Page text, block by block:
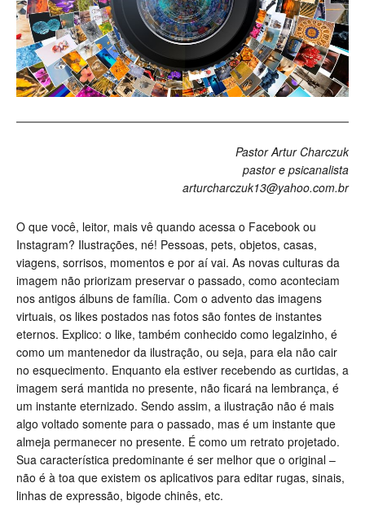
Pastor Artur Charczuk
pastor e psicanalista
arturcharczuk13@yahoo.com.br
O que você, leitor, mais vê quando acessa o Facebook ou
Instagram? Ilustrações, né! Pessoas, pets, objetos, casas,
viagens, sorrisos, momentos e por aí vai. As novas culturas da
imagem não priorizam preservar o passado, como aconteciam
nos antigos álbuns de família. Com o advento das imagens
virtuais, os likes postados nas fotos são fontes de instantes
eternos. Explico: o like, também conhecido como legalzinho, é
como um mantenedor da ilustração, ou seja, para ela não cair
no esquecimento. Enquanto ela estiver recebendo as curtidas, a
imagem será mantida no presente, não ficará na lembrança, é
um instante eternizado. Sendo assim, a ilustração não é mais
algo voltado somente para o passado, mas é um instante que
almeja permanecer no presente. É como um retrato projetado.
Sua característica predominante é ser melhor que o original –
não é à toa que existem os aplicativos para editar rugas, sinais,
linhas de expressão, bigode chinês, etc.